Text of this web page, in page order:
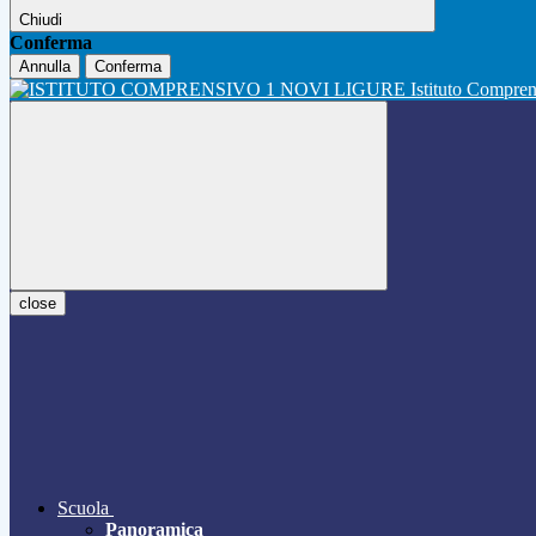
Chiudi
Conferma
Annulla Conferma
Istituto
close
Scuola
Panoramica